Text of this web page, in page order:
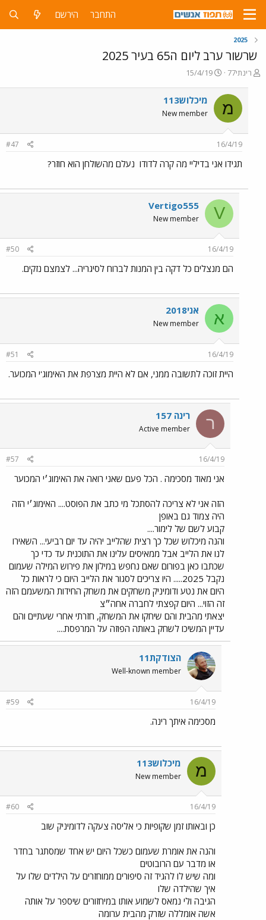
התחבר הירשם
2025
שרשור ערב ליום ה65 בעיר 2025
פ
רינתי77
פ
ת
י
15/4/19
מ מיכלוש113
New member
16/4/19
#47
תגידו אני בדיליי מה קרה לדודו נעלם מהשולחן הוא חוזר?
V
Vertigo555
New member
16/4/19
#50
הם מנצלים כל דקה בין המנות לברוח לסיגריה... לצמצם נזקים.
א אני2018
New member
16/4/19
#51
היית זוכה לתשובה ממני, אם לא היית מצרפת את האימוג'י המכוער.
ר רינה 157
Active member
16/4/19
#57
אני מאוד מסכימה . הכל פעם שאני רואה את האימוג׳י המכוער
הזה אני לא צריכה להסתכל מי כתב את הפוסט.... האימוג׳י הזה
היה צמוד גם באופן
קבוע לשם של לימור....
והנה מיכלוש שכל כך רצית שהלייב יהיה עד יום רביעי... השאירו
לנו את הלייב אבל ממאיסים עלינו את התוכנית עד כדי כך
שכתבו כאן בפורום שאם נחפש במילון את פירוש המילה שעמום
נקבל 2025..... היו צריכים לסגור את הלייב היום כי לראות כל
היום את נטע ודומיניק משחקים את משחק החידות המשעמם הזה
זה הזוי... היום קפצתי לחברה אחה״צ
יצאתי מהבית והם שיחקו את המשחק, חזרתי אחרי שעתיים והם
עדיין המשיכו לשחק באותה הפוזה על המרפסת....
הצודקת11
Well-known member
16/4/19
#59
מסכימה איתך רינה.
מ מיכלוש113
New member
16/4/19
#60
כן ובאותו זמן שקופיות כי אליסה צעקה לדומיניק שוב
והנה את אומרת שעמום כשכל היום יש אחד שמסתגר בחדר
או מדבר עם הרובוטים
ומה שיש לו להגיד זה סיפורים ממוחזרים על הילדים שלו על
איך שהילדה שלו
הגיבה ולי נמאס לשמוע אותו במיחזורים שיספר על אותה
אשה אומללה שזרק מהבית ערומה